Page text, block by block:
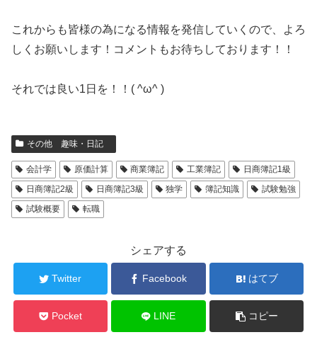
これからも皆様の為になる情報を発信していくので、よろ
しくお願いします！コメントもお待ちしております！！
それでは良い1日を！！( ^ω^ )
その他 趣味・日記
会計学 原価計算 商業簿記 工業簿記
日商簿記1級
日商簿記2級
日商簿記3級 独学 簿記知識
試験勉強
試験概要
転職
シェアする
Twitter Facebook はてブ
Pocket LINE コピー